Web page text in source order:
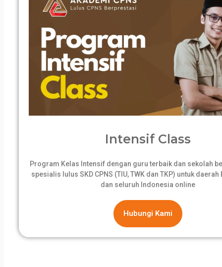
Intensif Class
Program Kelas Intensif dengan guru terbaik dan sekolah
spesialis lulus SKD CPNS (TIU, TWK dan TKP) untuk
dan seluruh Indonesia online
Hubungi Kami